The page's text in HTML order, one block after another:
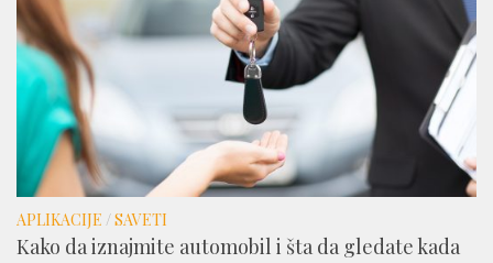
APLIKACIJE /SAVETI
Kako da iznajmite automobil i šta da gledate kada